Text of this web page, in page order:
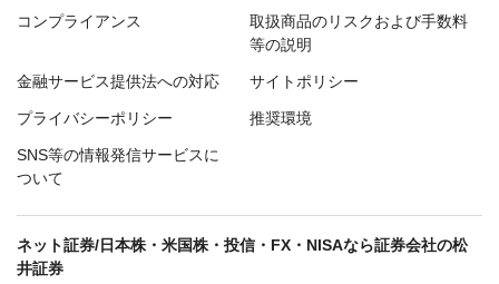
コンプライアンス
取扱商品のリスクおよび手数料
等の説明
金融サービス提供法への対応 サイトポリシー
プライバシーポリシー 推奨環境
SNS等の情報発信サービスに
ついて
ネット証券/日本株・米国株・投信・FX・NISAなら証券会社の松
井証券